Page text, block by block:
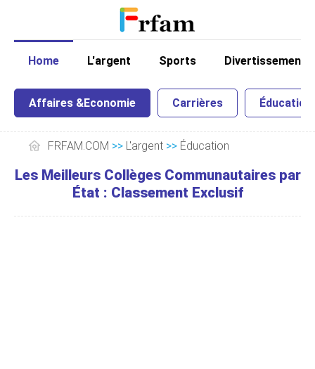
Home L'argent Sports Divertissement
Affaires &Economie Carrières Éducation
FRFAM.COM >> L'argent >> Éducation
Les Meilleurs Collèges Communautaires par
État : Classement Exclusif